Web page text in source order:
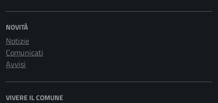
NOVITÀ
Notizie
Comunicati
Avvisi
VIVERE IL COMUNE